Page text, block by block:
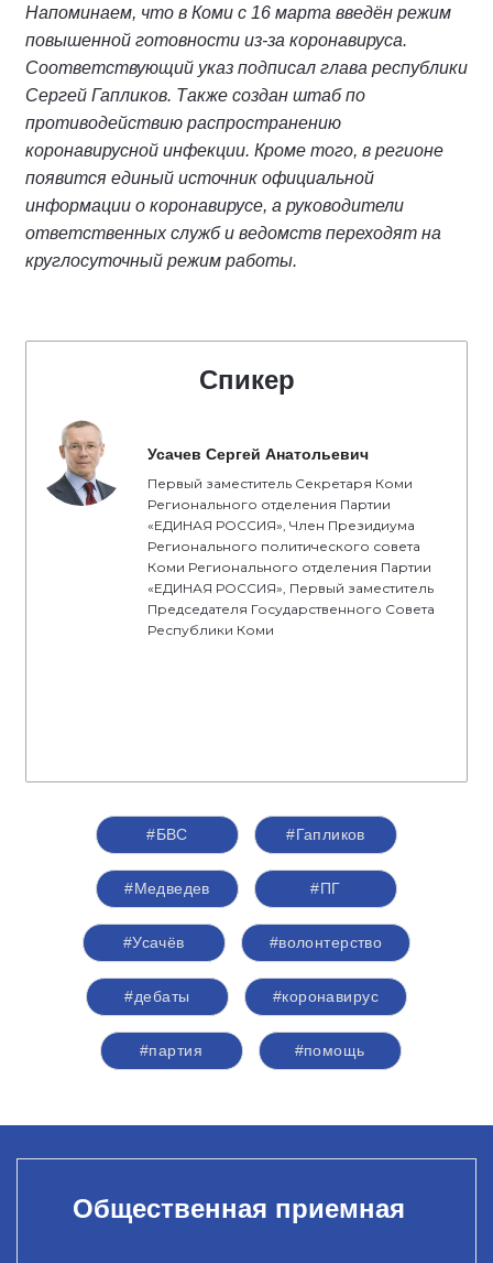
Напоминаем, что в Коми с 16 марта введён режим
повышенной готовности из-за коронавируса.
Соответствующий указ подписал глава республики
Сергей Гапликов. Также создан штаб по
противодействию распространению
коронавирусной инфекции. Кроме того, в регионе
появится единый источник официальной
информации о коронавирусе, а руководители
ответственных служб и ведомств переходят на
круглосуточный режим работы.
Спикер
Усачев Сергей Анатольевич
Первый заместитель Секретаря Коми
Регионального отделения Партии
«ЕДИНАЯ РОССИЯ», Член Президиума
Регионального политического совета
Коми Регионального отделения Партии
«ЕДИНАЯ РОССИЯ», Первый заместитель
Председателя Государственного Совета
Республики Коми
#БВС #Гапликов
#Медведев #ПГ
#Усачёв #волонтерство
#дебаты #коронавирус
#партия #помощь
Общественная приемная